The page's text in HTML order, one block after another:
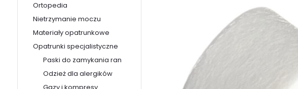
Ortopedia
Nietrzymanie moczu
Materiały opatrunkowe
Opatrunki specjalistyczne
Paski do zamykania ran
Odzież dla alergików